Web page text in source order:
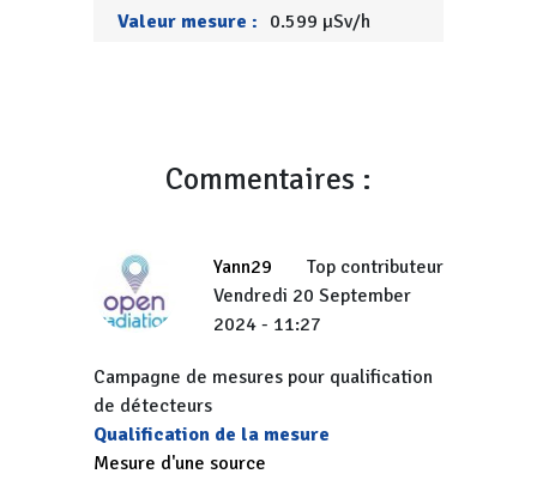
Valeur mesure : 0.599 µSv/h
Commentaires :
Yann29
Top contributeur
Vendredi 20 September
2024 - 11:27
Campagne de mesures pour qualification
de détecteurs
Qualification de la mesure
Mesure d'une source